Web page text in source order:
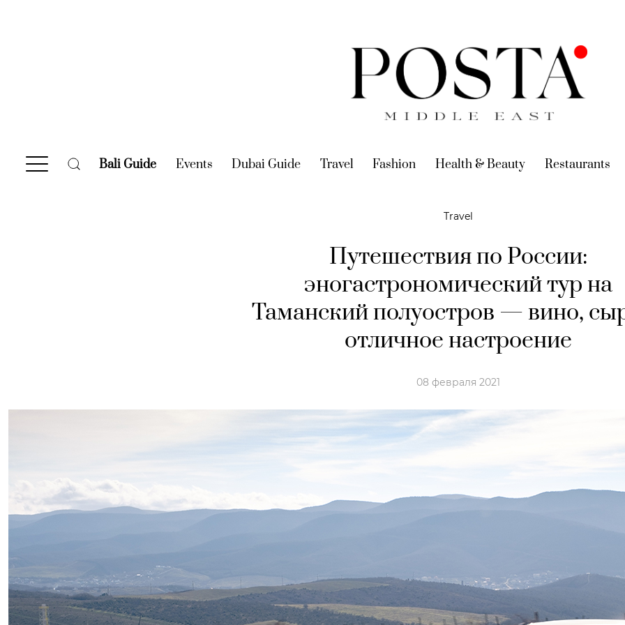
Bali Guide (current)
Events (current)
Dubai Guide (current)
Travel (current)
Fashion (current)
Health & Beauty (current)
Restaurants
Travel
Путешествия по России:
эногастрономический тур на
Таманский полуостров — вино,
отличное настроение
08 февраля 2021